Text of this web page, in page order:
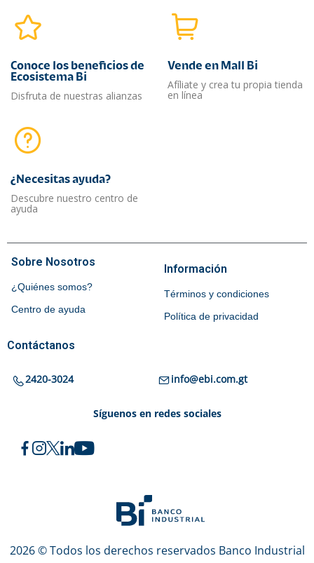
Conoce los beneficios de
Ecosistema Bi
Disfruta de nuestras alianzas
Vende en Mall Bi
Afíliate y crea tu propia tienda
en línea
¿Necesitas ayuda?​
Descubre nuestro centro de
ayuda
Sobre Nosotros
¿Quiénes somos?
Centro de ayuda
Información
Términos y condiciones
Política de privacidad
Contáctanos
2420-3024 info@ebi.com.gt
Síguenos en redes sociales
2026 © Todos los derechos reservados Banco Industrial